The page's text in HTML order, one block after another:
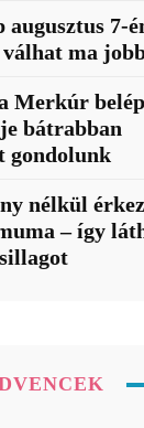
7-
ma
Merkúr
bátrabban
gondolunk
nélkül
– így